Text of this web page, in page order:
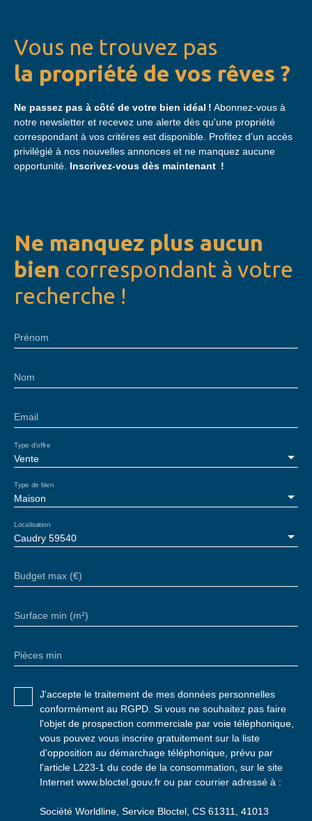
Vous ne trouvez pas
la propriété de vos rêves ?
Ne passez pas à côté de votre bien idéal ! Abonnez-vous à
notre newsletter et recevez une alerte dès qu'une propriété
correspondant à vos critères est disponible. Profitez d’un accès
privilégié à nos nouvelles annonces et ne manquez aucune
opportunité. Inscrivez-vous dès maintenant !
Ne manquez plus aucun
bien correspondant à votre
recherche !
Prénom
Nom
Email
Vente
Type d'offre
Maison
Type de bien
Caudry 59540
Localisation
Budget max (€)
Surface min (m²)
Pièces min
J'accepte le traitement de mes données personnelles
conformément au RGPD. Si vous ne souhaitez pas faire
l'objet de prospection commerciale par voie téléphonique,
vous pouvez vous inscrire gratuitement sur la liste
d'opposition au démarchage téléphonique, prévu par
l'article L223-1 du code de la consommation, sur le site
Internet www.bloctel.gouv.fr ou par courrier adressé à :
Société Worldline, Service Bloctel, CS 61311, 41013